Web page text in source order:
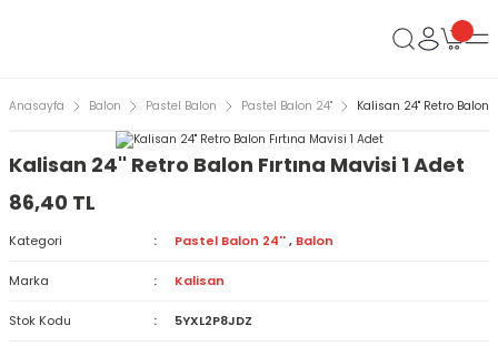
Anasayfa Balon Pastel Balon Pastel Balon 24'' Kalisan 24'' Retro Balon
Kalisan 24'' Retro Balon Fırtına Mavisi 1 Adet
86,40 TL
Kategori Pastel Balon 24'' , Balon
Marka Kalisan
Stok Kodu 5YXL2P8JDZ